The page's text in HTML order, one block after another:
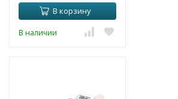
В корзину
В наличии